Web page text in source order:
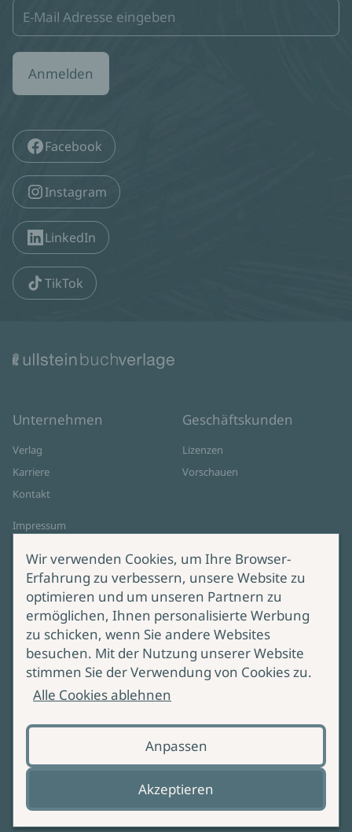
Anmelden
Facebook
Instagram
LinkedIn
TikTok
Unternehmen
Verlag
Karriere
Kontakt
Impressum
Cookie-Einstellungen
AGB Online Shop
Geschäftskunden
Lizenzen
Vorschauen
Service
Lieferung & Versand
Produktsicherheit
Bei Fragen zur Produktsicherheit
wenden Sie sich bitte an
Wir verwenden Cookies, um Ihre Browser-
Erfahrung zu verbessern, unsere Website zu
optimieren und um unseren Partnern zu
ermöglichen, Ihnen personalisierte Werbung
zu schicken, wenn Sie andere Websites
besuchen. Mit der Nutzung unserer Website
stimmen Sie der Verwendung von Cookies zu.
Alle Cookies ablehnen
Anpassen
Akzeptieren